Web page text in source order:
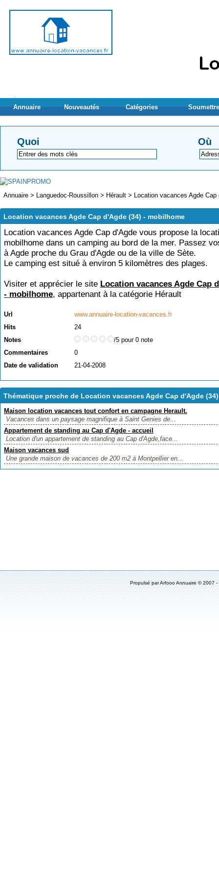
Annuaire Nouveautés Catégories
Quoi Où
Annuaire > Languedoc-Roussillon > Hérault > Location vacances Agde
Location vacances Agde Cap d'Agde (34) - mobilhome
Location vacances Agde Cap d'Agde vous propose la
mobilhome dans un camping au bord de la mer. Passez
à Agde proche du Grau d'Agde ou de la ville de Sète.
Le camping est situé à environ 5 kilomètres des plages.
Visiter et apprécier le site Location vacances Agde Cap
- mobilhome, appartenant à la catégorie Hérault
Url
www.annuaire-location-vacances.fr
Hits
24
Notes
/5 pour 0 note
Commentaires
0
Date de validation
21-04-2008
Thématique proche de Location vacances Agde Cap d'Agde
Maison location vacances tout confort en campagne Herault.
Vacances dans un paysage magnifique à Saint Genies de...
Appartement de standing au Cap d'Agde - accueil
Location d'un appartement de standing au Cap d'Agde,face...
Maison vacances sud
Une grande maison de vacances de 200 m2 à Montpellier en...
Propulsé par Arfooo Annuaire ©